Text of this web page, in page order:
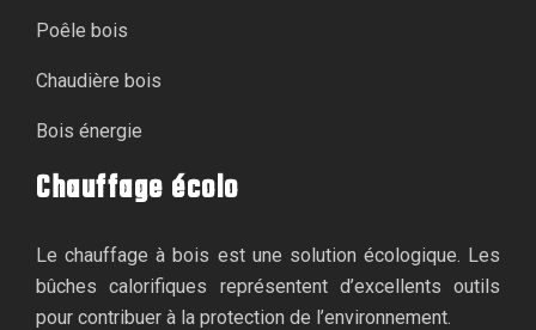
Poêle bois
Chaudière bois
Bois énergie
Chauffage écolo
Le chauffage à bois est une solution écologique. Les
bûches calorifiques représentent d’excellents outils
pour contribuer à la protection de l’environnement.